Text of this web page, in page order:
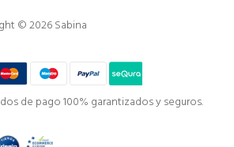
© 2026 Sabina
de pago 100% garantizados y seguros.